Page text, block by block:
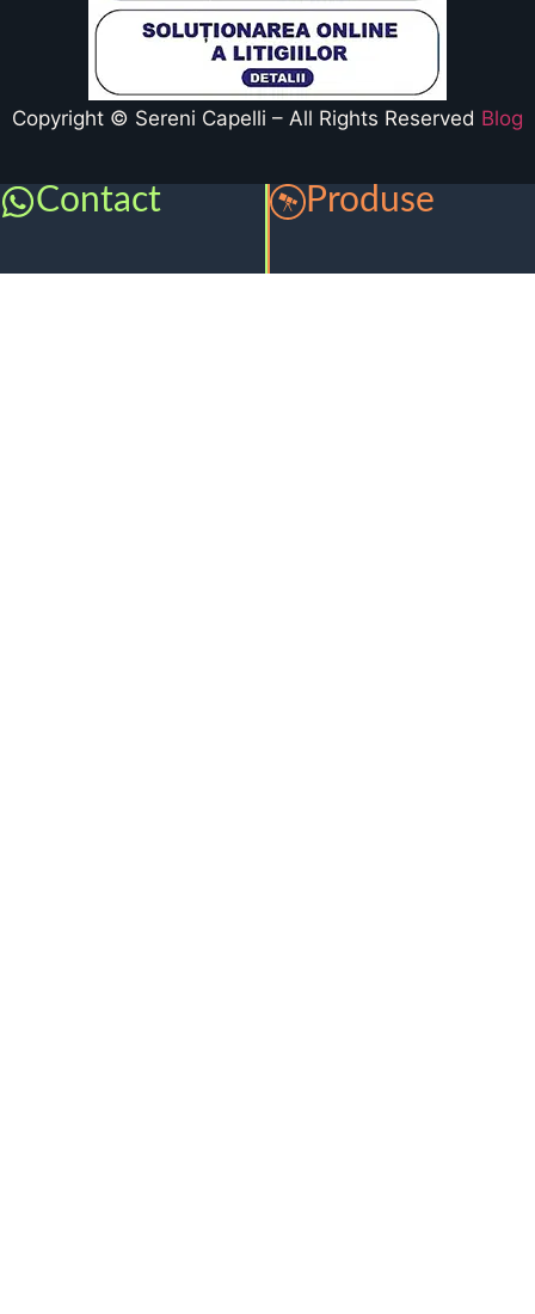
Copyright © Sereni Capelli – All Rights Reserved Blog
Contact Produse